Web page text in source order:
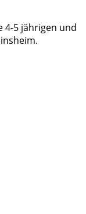
4-5 jährigen und